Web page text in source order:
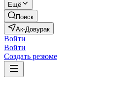
Ещё
Поиск
Ак-Довурак
Войти
Войти
Создать резюме